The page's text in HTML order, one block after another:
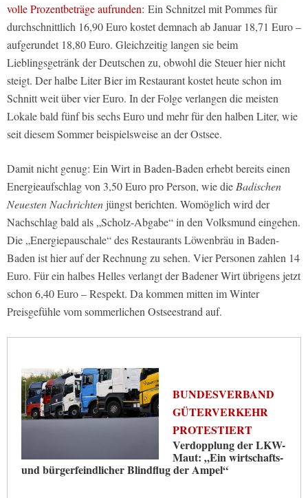
volle Prozentbeträge aufrunden: Ein Schnitzel mit Pommes für
durchschnittlich 16,90 Euro kostet demnach ab Januar 18,71 Euro –
aufgerundet 18,80 Euro. Gleichzeitig langen sie beim
Lieblingsgetränk der Deutschen zu, obwohl die Steuer hier nicht
steigt. Der halbe Liter Bier im Restaurant kostet heute schon im
Schnitt weit über vier Euro. In der Folge verlangen die meisten
Lokale bald fünf bis sechs Euro und mehr für den halben Liter, wie
seit diesem Sommer beispielsweise an der Ostsee.
Damit nicht genug: Ein Wirt in Baden-Baden erhebt bereits einen
Energieaufschlag von 3,50 Euro pro Person, wie die Badischen
Neuesten Nachrichten jüngst berichten. Womöglich wird der
Nachschlag bald als „Scholz-Abgabe“ in den Volksmund eingehen.
Die „Energiepauschale“ des Restaurants Löwenbräu in Baden-
Baden ist hier auf der Rechnung zu sehen. Vier Personen zahlen 14
Euro. Für ein halbes Helles verlangt der Badener Wirt übrigens jetzt
schon 6,40 Euro – Respekt. Da kommen mitten im Winter
Preisgefühle vom sommerlichen Ostseestrand auf.
BUNDESVERBAND
GÜTERVERKEHR
PROTESTIERT
Verdopplung der LKW-
Maut: „Ein wirtschafts-
und bürgerfeindlicher Blindflug der Ampel“